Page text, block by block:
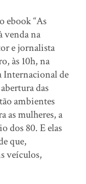
ebook “As
venda na
e jornalista
às 10h, na
Internacional de
das
ambientes
as mulheres, a
dos 80. E elas
que,
veículos,